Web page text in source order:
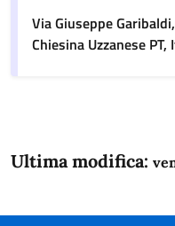
Via Giuseppe
Chiesina Uzzanese PT,
Ultima modifica: